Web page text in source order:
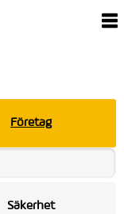
Företag
Säkerhet